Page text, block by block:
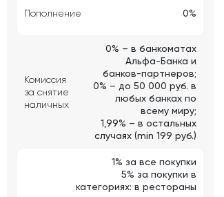
Пополнение 0%
Комиссия
за снятие
наличных
0% – в банкоматах
Альфа-Банка и
банков-партнеров;
0% – до 50 000 руб. в
любых банках по
всему миру;
1,99% – в остальных
случаях (min 199 руб.)
1% за все покупки
5% за покупки в
категориях: в рестораны